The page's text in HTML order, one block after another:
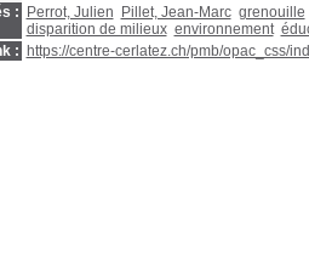
:
Perrot, Julien Pillet, Jean-Marc grenouille
disparition de milieux environnement
:
https://centre-cerlatez.ch/pmb/opac_css/